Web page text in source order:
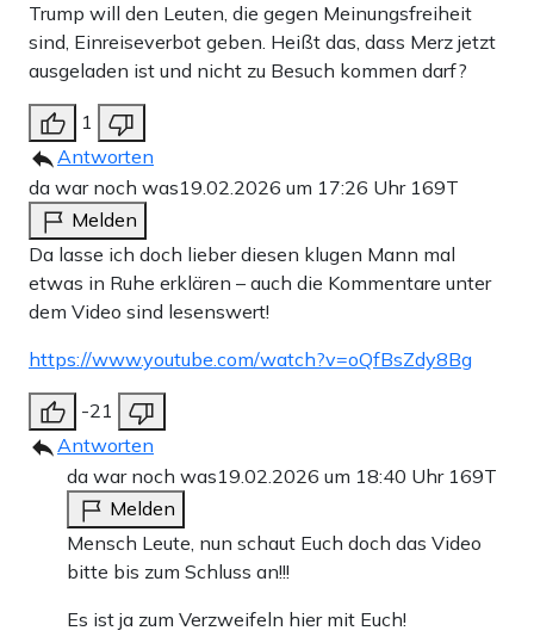
Trump will den Leuten, die gegen Meinungsfreiheit
sind, Einreiseverbot geben. Heißt das, dass Merz jetzt
ausgeladen ist und nicht zu Besuch kommen darf?
1
Antworten
da war noch was19.02.2026 um 17:26 Uhr 169T
Melden
Da lasse ich doch lieber diesen klugen Mann mal
etwas in Ruhe erklären – auch die Kommentare unter
dem Video sind lesenswert!
https://www.youtube.com/watch?v=oQfBsZdy8Bg
-21
Antworten
da war noch was19.02.2026 um 18:40 Uhr 169T
Melden
Mensch Leute, nun schaut Euch doch das Video
bitte bis zum Schluss an!!!
Es ist ja zum Verzweifeln hier mit Euch!